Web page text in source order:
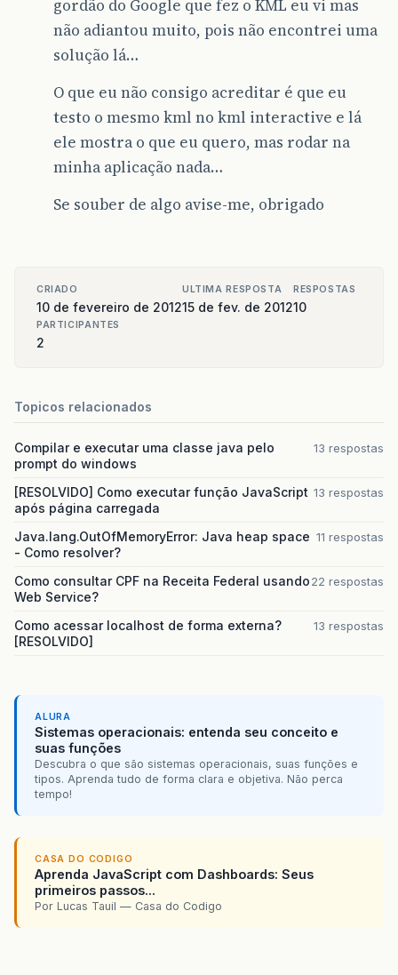
gordão do Google que fez o KML eu vi mas
não adiantou muito, pois não encontrei uma
solução lá…
O que eu não consigo acreditar é que eu
testo o mesmo kml no kml interactive e lá
ele mostra o que eu quero, mas rodar na
minha aplicação nada…
Se souber de algo avise-me, obrigado
CRIADO
10 de fevereiro de 2012
ULTIMA RESPOSTA
15 de fev. de 2012
RESPOSTAS
10
PARTICIPANTES
2
Topicos relacionados
Compilar e executar uma classe java pelo
prompt do windows
13 respostas
[RESOLVIDO] Como executar função JavaScript
após página carregada
13 respostas
Java.lang.OutOfMemoryError: Java heap space
- Como resolver?
11 respostas
Como consultar CPF na Receita Federal usando
Web Service?
22 respostas
Como acessar localhost de forma externa?
[RESOLVIDO]
13 respostas
ALURA
Sistemas operacionais: entenda seu conceito e
suas funções
Descubra o que são sistemas operacionais, suas funções e
tipos. Aprenda tudo de forma clara e objetiva. Não perca
tempo!
CASA DO CODIGO
Aprenda JavaScript com Dashboards: Seus
primeiros passos...
Por Lucas Tauil — Casa do Codigo